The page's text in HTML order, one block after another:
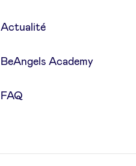
Actualité
BeAngels Academy
FAQ